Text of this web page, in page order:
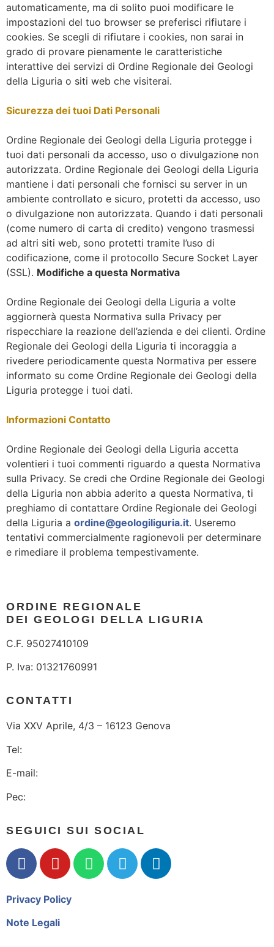
automaticamente, ma di solito puoi modificare le
impostazioni del tuo browser se preferisci rifiutare i
cookies. Se scegli di rifiutare i cookies, non sarai in
grado di provare pienamente le caratteristiche
interattive dei servizi di Ordine Regionale dei Geologi
della Liguria o siti web che visiterai.
Sicurezza dei tuoi Dati Personali
Ordine Regionale dei Geologi della Liguria protegge i
tuoi dati personali da accesso, uso o divulgazione non
autorizzata. Ordine Regionale dei Geologi della Liguria
mantiene i dati personali che fornisci su server in un
ambiente controllato e sicuro, protetti da accesso, uso
o divulgazione non autorizzata. Quando i dati personali
(come numero di carta di credito) vengono trasmessi
ad altri siti web, sono protetti tramite l’uso di
codificazione, come il protocollo Secure Socket Layer
(SSL). Modifiche a questa Normativa
Ordine Regionale dei Geologi della Liguria a volte
aggiornerà questa Normativa sulla Privacy per
rispecchiare la reazione dell’azienda e dei clienti. Ordine
Regionale dei Geologi della Liguria ti incoraggia a
rivedere periodicamente questa Normativa per essere
informato su come Ordine Regionale dei Geologi della
Liguria protegge i tuoi dati.
Informazioni Contatto
Ordine Regionale dei Geologi della Liguria accetta
volentieri i tuoi commenti riguardo a questa Normativa
sulla Privacy. Se credi che Ordine Regionale dei Geologi
della Liguria non abbia aderito a questa Normativa, ti
preghiamo di contattare Ordine Regionale dei Geologi
della Liguria a ordine@geologiliguria.it. Useremo
tentativi commercialmente ragionevoli per determinare
e rimediare il problema tempestivamente.
ORDINE REGIONALE
DEI GEOLOGI DELLA LIGURIA
C.F. 95027410109
P. Iva: 01321760991
CONTATTI
Via XXV Aprile, 4/3 – 16123 Genova
Tel:
E-mail:
Pec:
SEGUICI SUI SOCIAL
Privacy Policy
Note Legali